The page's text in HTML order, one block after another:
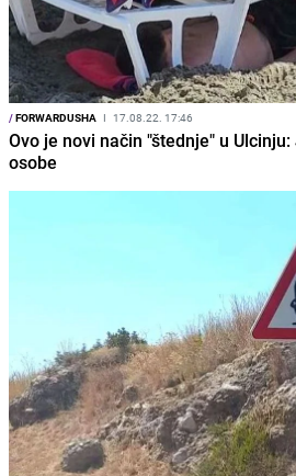
/FORWARDUSHA I 17.08.22. 17:46
Ovo je novi način "štednje" u
osobe